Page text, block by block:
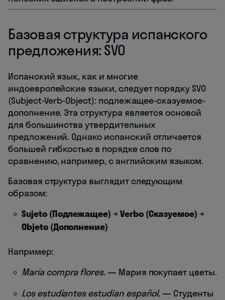
Базовая структура испанского
предложения: SVO
Испанский язык, как и многие
индоевропейские языки, следует порядку SVO
(Subject-Verb-Object): подлежащее-сказуемое-
дополнение. Эта структура является основой
для большинства утвердительных
предложений. Однако испанский отличается
большей гибкостью в порядке слов по
сравнению, например, с английским языком.
Базовая структура выглядит следующим
образом:
Sujeto (Подлежащее) → Verbo (Сказуемое) →
Objeto (Дополнение)
Например:
María compra flores. — Мария покупает цветы.
Los estudiantes estudian español. — Студенты